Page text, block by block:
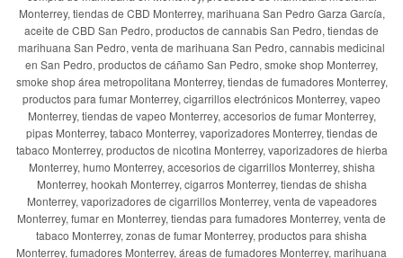
Monterrey, tiendas de CBD Monterrey, marihuana San Pedro Garza García,
aceite de CBD San Pedro, productos de cannabis San Pedro, tiendas de
marihuana San Pedro, venta de marihuana San Pedro, cannabis medicinal
en San Pedro, productos de cáñamo San Pedro, smoke shop Monterrey,
smoke shop área metropolitana Monterrey, tiendas de fumadores Monterrey,
productos para fumar Monterrey, cigarrillos electrónicos Monterrey, vapeo
Monterrey, tiendas de vapeo Monterrey, accesorios de fumar Monterrey,
pipas Monterrey, tabaco Monterrey, vaporizadores Monterrey, tiendas de
tabaco Monterrey, productos de nicotina Monterrey, vaporizadores de hierba
Monterrey, humo Monterrey, accesorios de cigarrillos Monterrey, shisha
Monterrey, hookah Monterrey, cigarros Monterrey, tiendas de shisha
Monterrey, vaporizadores de cigarrillos Monterrey, venta de vapeadores
Monterrey, fumar en Monterrey, tiendas para fumadores Monterrey, venta de
tabaco Monterrey, zonas de fumar Monterrey, productos para shisha
Monterrey, fumadores Monterrey, áreas de fumadores Monterrey, marihuana